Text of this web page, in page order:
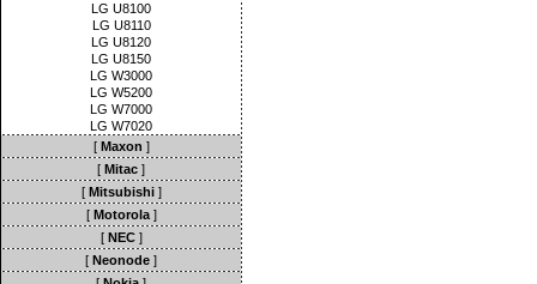
LG U8100
LG U8110
LG U8120
LG U8150
LG W3000
LG W5200
LG W7000
LG W7020
[ Maxon ]
[ Mitac ]
[ Mitsubishi]
[ Motorola]
[ NEC]
[ Neonode ]